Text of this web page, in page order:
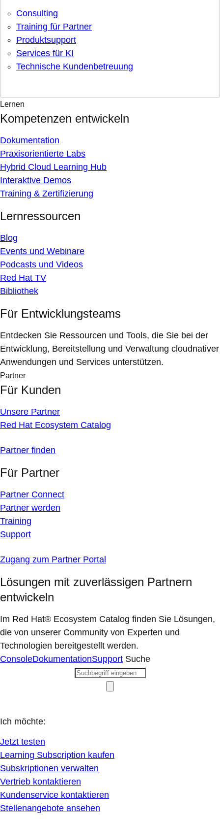
Consulting
Training für Partner
Produktsupport
Services für KI
Technische Kundenbetreuung
Lernen
Kompetenzen entwickeln
Dokumentation
Praxisorientierte Labs
Hybrid Cloud Learning Hub
Interaktive Demos
Training & Zertifizierung
Lernressourcen
Blog
Events und Webinare
Podcasts und Videos
Red Hat TV
Bibliothek
Für Entwicklungsteams
Entdecken Sie Ressourcen und Tools, die Sie bei der
Entwicklung, Bereitstellung und Verwaltung cloudnativer
Anwendungen und Services unterstützen.
Partner
Für Kunden
Unsere Partner
Red Hat Ecosystem Catalog
Partner finden
Für Partner
Partner Connect
Partner werden
Training
Support
Zugang zum Partner Portal
Lösungen mit zuverlässigen Partnern
entwickeln
Im Red Hat® Ecosystem Catalog finden Sie Lösungen,
die von unserer Community von Experten und
Technologien bereitgestellt werden.
ConsoleDokumentationSupport Suche
Ich möchte:
Jetzt testen
Learning Subscription kaufen
Subskriptionen verwalten
Vertrieb kontaktieren
Kundenservice kontaktieren
Stellenangebote ansehen